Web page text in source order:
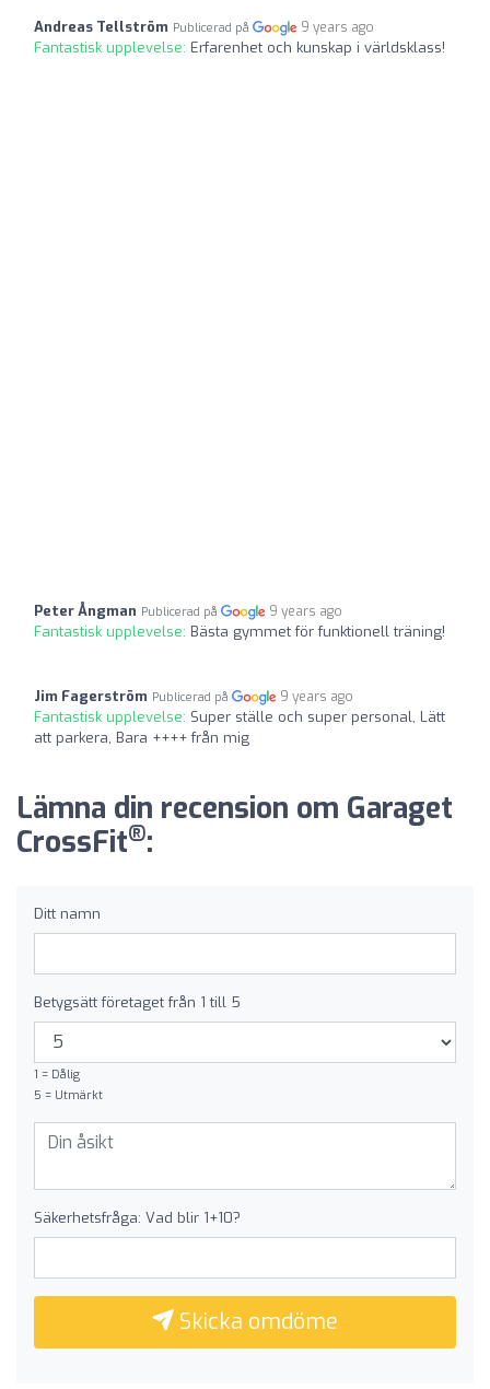
Andreas Tellström Publicerad på 9 years ago
Fantastisk upplevelse: Erfarenhet och kunskap i världsklass!
Peter Ångman Publicerad på 9 years ago
Fantastisk upplevelse: Bästa gymmet för funktionell träning!
Jim Fagerström Publicerad på 9 years ago
Fantastisk upplevelse: Super ställe och super personal, Lätt
att parkera, Bara ++++ från mig
Lämna din recension om Garaget
CrossFit®:
Ditt namn
Betygsätt företaget från 1 till 5
1 = Dålig
5 = Utmärkt
Säkerhetsfråga: Vad blir 1+10?
Skicka omdöme